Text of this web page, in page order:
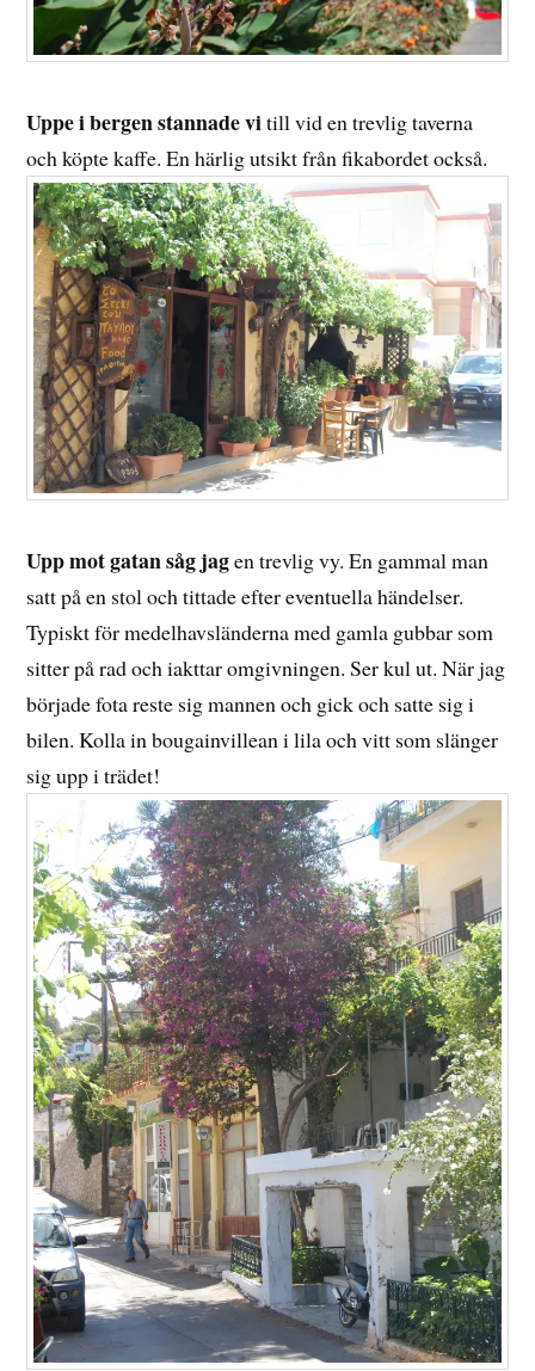
Uppe i bergen stannade vitill vid en trevlig taverna
och köpte kaffe. En härlig utsikt från fikabordet också.
Upp mot gatan såg jagen trevlig vy. En gammal man
satt på en stol och tittade efter eventuella händelser.
Typiskt för medelhavsländerna med gamla gubbar som
sitter på rad och iakttar omgivningen. Ser kul ut. När jag
började fota reste sig mannen och gick och satte sig i
bilen. Kolla in bougainvillean i lila och vitt som slänger
sig upp i trädet!